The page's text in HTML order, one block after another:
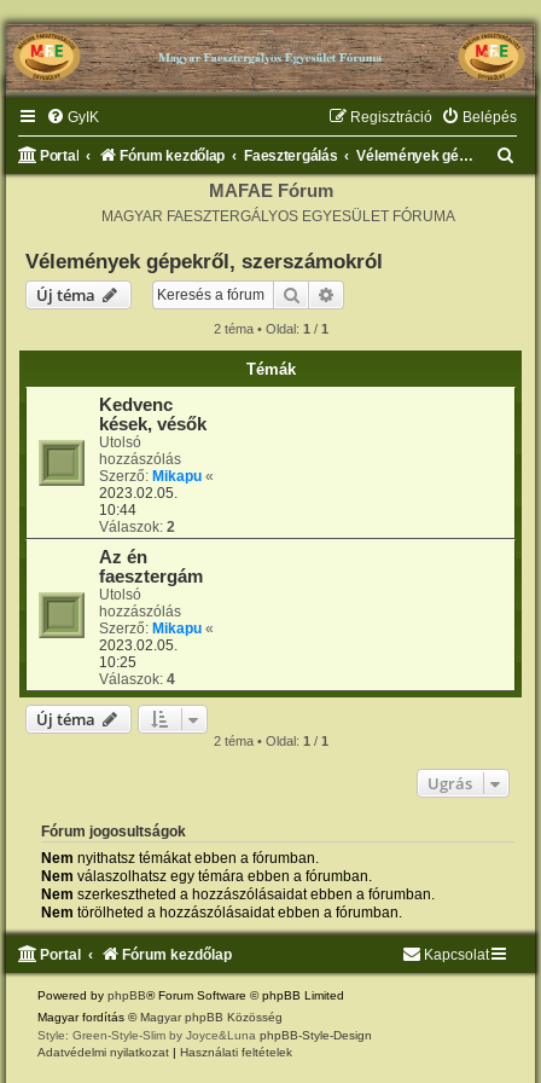
GyIK Belépés
Regisztráció
Portal Fórum kezdőlap Faesztergálás Vélemények gépekről, szerszámokról
MAFAE Fórum
MAGYAR FAESZTERGÁLYOS EGYESÜLET FÓRUMA
Vélemények gépekről, szerszámokról
Új téma
Keresés
2 téma • Oldal: 1 / 1
Témák
Kedvenc
kések, vésők
Utolsó
hozzászólás
Szerző: Mikapu «
2023.02.05.
10:44
Válaszok: 2
Az én
faesztergám
Utolsó
hozzászólás
Szerző: Mikapu «
2023.02.05.
10:25
Válaszok: 4
Új téma
2 téma • Oldal: 1 / 1
Ugrás
Fórum jogosultságok
Nem nyithatsz témákat ebben a fórumban.
Nem válaszolhatsz egy témára ebben a fórumban.
Nem szerkesztheted a hozzászólásaidat ebben a fórumban.
Nem törölheted a hozzászólásaidat ebben a fórumban.
Portal Fórum kezdőlap Kapcsolat
Powered by phpBB® Forum Software © phpBB Limited
Magyar fordítás ©Magyar phpBB Közösség
Style: Green-Style-Slim by Joyce&Luna phpBB-Style-Design
Adatvédelmi nyilatkozat | Használati feltételek